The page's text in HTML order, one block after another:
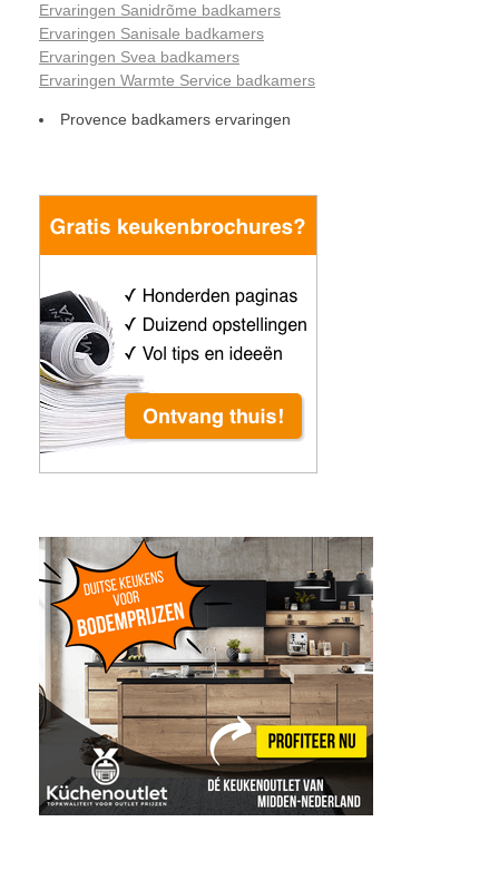
Ervaringen Sanidrõme badkamers
Ervaringen Sanisale badkamers
Ervaringen Svea badkamers
Ervaringen Warmte Service badkamers
Provence badkamers ervaringen